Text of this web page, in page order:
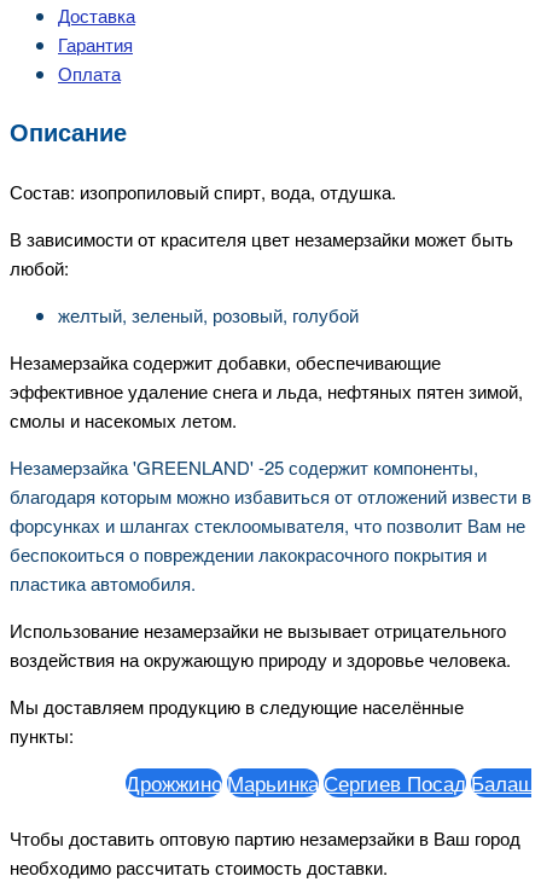
Доставка
Гарантия
Оплата
Описание
Состав: изопропиловый спирт, вода, отдушка.
В зависимости от красителя цвет незамерзайки может быть
любой:
желтый, зеленый, розовый, голубой
Незамерзайка содержит добавки, обеспечивающие
эффективное удаление снега и льда, нефтяных пятен зимой,
смолы и насекомых летом.
Незамерзайка 'GREENLAND' -25 содержит компоненты,
благодаря которым можно избавиться от отложений извести в
форсунках и шлангах стеклоомывателя, что позволит Вам не
беспокоиться о повреждении лакокрасочного покрытия и
пластика автомобиля.
Использование незамерзайки не вызывает отрицательного
воздействия на окружающую природу и здоровье человека.
Мы доставляем продукцию в следующие населённые
пункты:
Дрожжино МарьинкаСергиев ПосадБалашиха
Чтобы доставить оптовую партию незамерзайки в Ваш город
необходимо рассчитать стоимость доставки.